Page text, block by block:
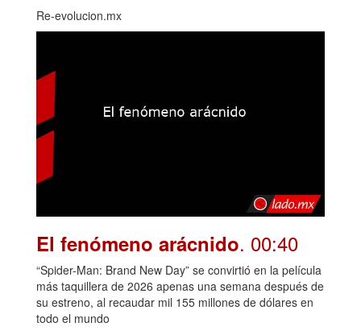
Re-evolucion.mx
El fenómeno arácnido. 00:40
“Spider-Man: Brand New Day” se convirtió en la película
más taquillera de 2026 apenas una semana después de
su estreno, al recaudar mil 155 millones de dólares en
todo el mundo